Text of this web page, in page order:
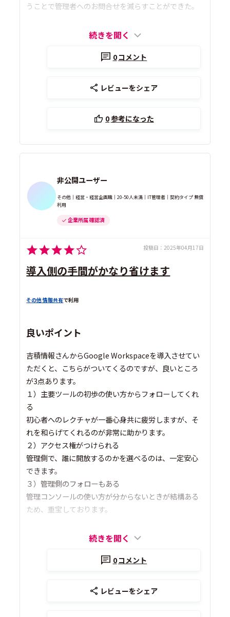
うことで管理者へのお問合せを減らすことができた。
続きを開く
0コメント
レビューをシェア
0参考になった
非公開ユーザー
その他｜経営・経営企画職｜20-50人未満｜IT管理者｜契約タイプ 無償
利用
企業所属 確認済
投稿日： 2025年04月17日
導入側の手間がかなり省けます
その他 情報共有で利用
良いポイント
吉積情報さんからGoogle Workspaceを導入させてい
ただくと、こちらがついてくるのですが、良いところ
が3点あります。
１）主要ツールの初歩の使い方からフォローしてくれ
る
初心者へのレクチャが一番心身共に疲労しますが、そ
れを和らげてくれるのが非常に助かります。
２）アクセス権がつけられる
管理側で、誰に開放するのかを選べるのは、一定安心
できます。
３）管理側のフォローもある
管理コンソールの使い方が分からないときが結構ある
ため、重宝しております。
続きを開く
0コメント
レビューをシェア